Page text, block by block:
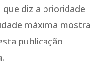
que diz a prioridade
máxima mostra
publicação